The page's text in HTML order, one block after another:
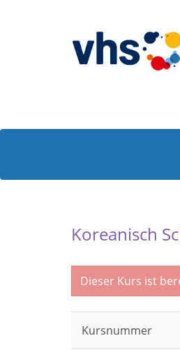
Koreanisch
Dieser Kurs ist
Kursnummer